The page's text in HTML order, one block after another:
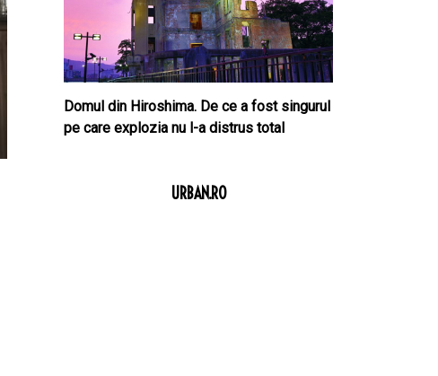
Domul din Hiroshima. De ce a fost singurul
pe care explozia nu l-a distrus total
URBAN.RO